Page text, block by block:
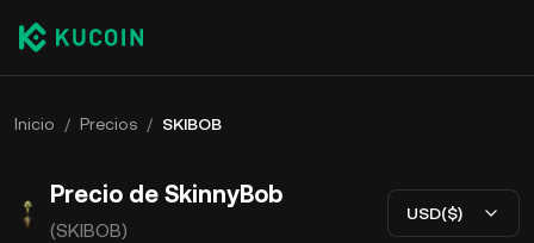
Inicio / Precios / SKIBOB
Precio de SkinnyBob
(SKIBOB)
USD($)